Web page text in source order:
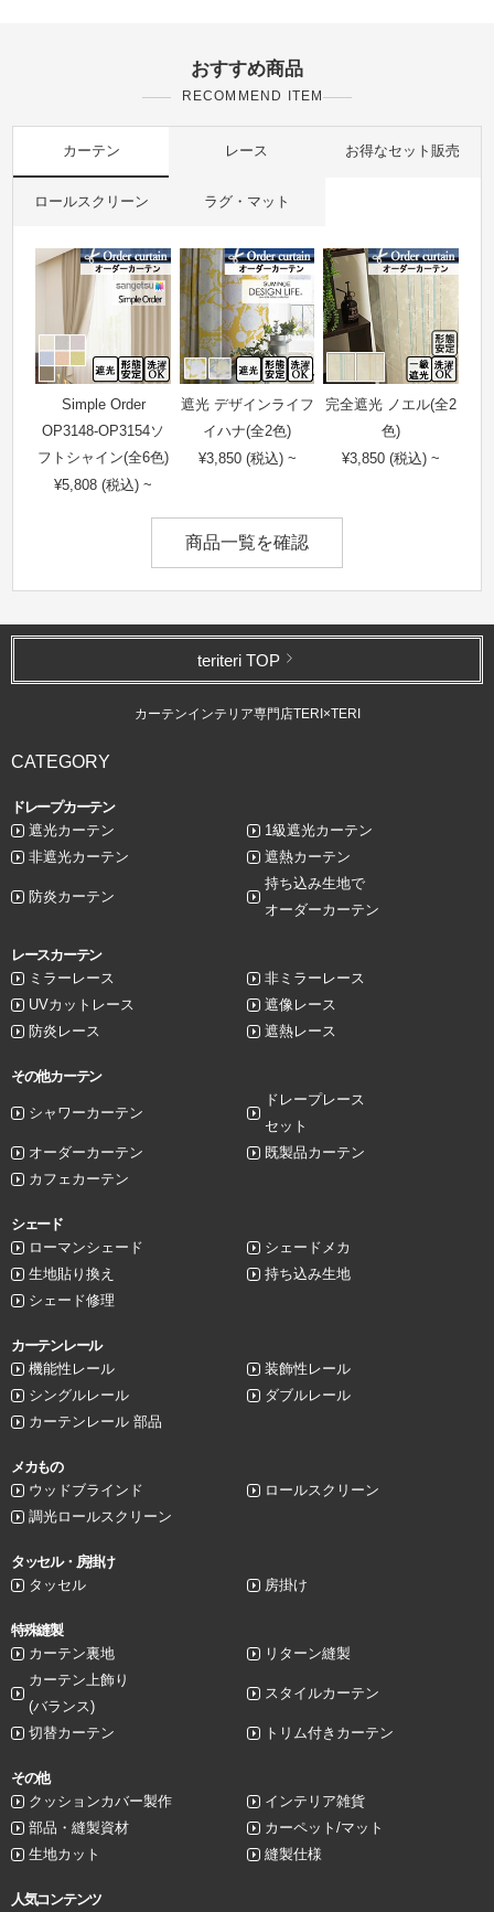
おすすめ商品
RECOMMEND ITEM
カーテン レース お得なセット販売
ロールスクリーン ラグ・マット
Simple Order
OP3148-OP3154ソ
フトシャイン(全6色)
¥5,808 (税込) ~
遮光 デザインライフ
イハナ(全2色)
¥3,850 (税込) ~
完全遮光 ノエル(全2
色)
¥3,850 (税込) ~
商品一覧を確認
teriteri TOP
カーテンインテリア専門店TERI×TERI
CATEGORY
ドレープカーテン
遮光カーテン
1級遮光カーテン
非遮光カーテン
遮熱カーテン
防炎カーテン
持ち込み生地で
オーダーカーテン
レースカーテン
ミラーレース
非ミラーレース
UVカットレース
遮像レース
防炎レース
遮熱レース
その他カーテン
シャワーカーテン
ドレープレース
セット
オーダーカーテン
既製品カーテン
カフェカーテン
シェード
ローマンシェード
シェードメカ
生地貼り換え
持ち込み生地
シェード修理
カーテンレール
機能性レール
装飾性レール
シングルレール
ダブルレール
カーテンレール 部品
メカもの
ウッドブラインド
ロールスクリーン
調光ロールスクリーン
タッセル・房掛け
タッセル
房掛け
特殊縫製
カーテン裏地
リターン縫製
カーテン上飾り
(バランス)
スタイルカーテン
切替カーテン トリム付きカーテン
その他
クッションカバー製作
インテリア雑貨
部品・縫製資材
カーペット/マット
生地カット
縫製仕様
人気コンテンツ